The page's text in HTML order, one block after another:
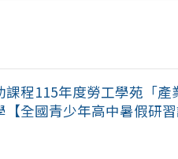
程115年度勞工學苑「產
全國青少年高中暑假研